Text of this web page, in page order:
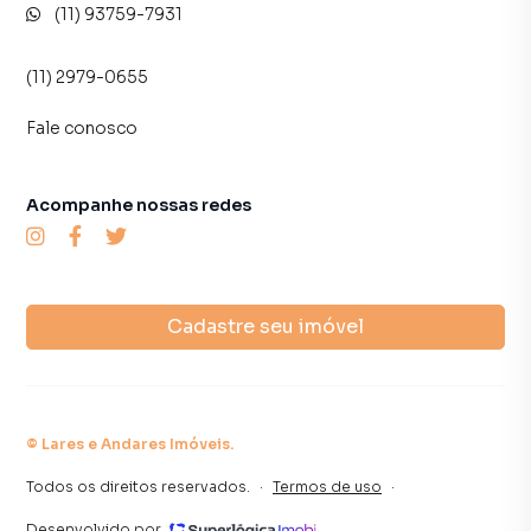
(11) 93759-7931
(11) 2979-0655
Fale conosco
Cadastre seu imóvel
Acompanhe nossas redes
© Lares e Andares Imóveis.
Todos os direitos reservados. · Termos de uso ·